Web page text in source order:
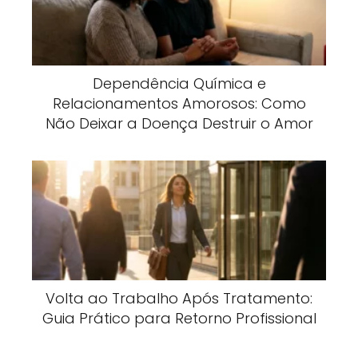
Dependência Química e
Relacionamentos Amorosos: Como
Não Deixar a Doença Destruir o Amor
Volta ao Trabalho Após Tratamento:
Guia Prático para Retorno Profissional